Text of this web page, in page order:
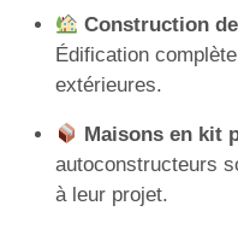
Construction
Édification
extérieures.
Maisons en kit
autoconstructeurs
à leur projet.